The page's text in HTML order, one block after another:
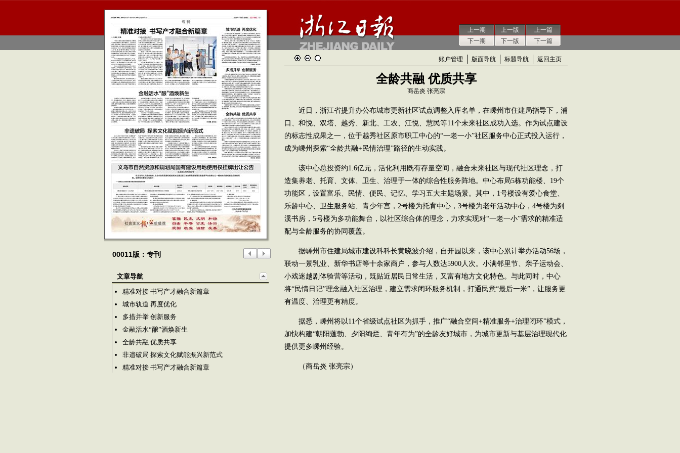
上一期
下一期
上一版
下一版
上一篇
下一篇
00011版：专刊
文章导航
精准对接 书写产才融合新篇章
城市轨道 再度优化
多措并举 创新服务
金融活水“酿”酒焕新生
全龄共融 优质共享
非遗破局 探索文化赋能振兴新范式
精准对接 书写产才融合新篇章
账户管理 版面导航 标题导航 返回主页
全龄共融 优质共享
商岳炎 张亮宗
近日，浙江省提升办公布城市更新社区试点调整入库名单，在嵊州市住建局指导下，浦
口、和悦、双塔、越秀、新北、工农、江悦、慧民等11个未来社区成功入选。作为试点建设
的标志性成果之一，位于越秀社区原市职工中心的“一老一小”社区服务中心正式投入运行，
成为嵊州探索“全龄共融+民情治理”路径的生动实践。
该中心总投资约1.6亿元，活化利用既有存量空间，融合未来社区与现代社区理念，打
造集养老、托育、文体、卫生、治理于一体的综合性服务阵地。中心布局5栋功能楼、19个
功能区，设置富乐、民情、便民、记忆、学习五大主题场景。其中，1号楼设有爱心食堂、
乐龄中心、卫生服务站、青少年宫，2号楼为托育中心，3号楼为老年活动中心，4号楼为剡
溪书房，5号楼为多功能舞台，以社区综合体的理念，力求实现对“一老一小”需求的精准适
配与全龄服务的协同覆盖。
据嵊州市住建局城市建设科科长黄晓波介绍，自开园以来，该中心累计举办活动56场，
联动一景乳业、新华书店等十余家商户，参与人数达5900人次。小满邻里节、亲子运动会、
小戏迷越剧体验营等活动，既贴近居民日常生活，又富有地方文化特色。与此同时，中心
将“民情日记”理念融入社区治理，建立需求闭环服务机制，打通民意“最后一米”，让服务更
有温度、治理更有精度。
据悉，嵊州将以11个省级试点社区为抓手，推广“融合空间+精准服务+治理闭环”模式，
加快构建“朝阳蓬勃、夕阳绚烂、青年有为”的全龄友好城市，为城市更新与基层治理现代化
提供更多嵊州经验。
（商岳炎 张亮宗）